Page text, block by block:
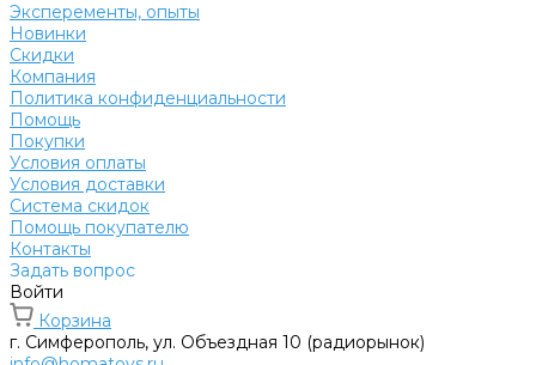
Эксперементы, опыты
Новинки
Скидки
Компания
Политика конфиденциальности
Помощь
Покупки
Условия оплаты
Условия доставки
Система скидок
Помощь покупателю
Контакты
Задать вопрос
Войти
Корзина
г. Симферополь, ул. Объездная 10 (радиорынок)